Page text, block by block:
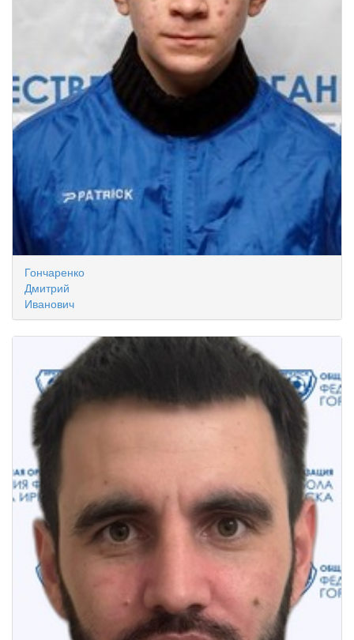
Гончаренко
Дмитрий
Иванович